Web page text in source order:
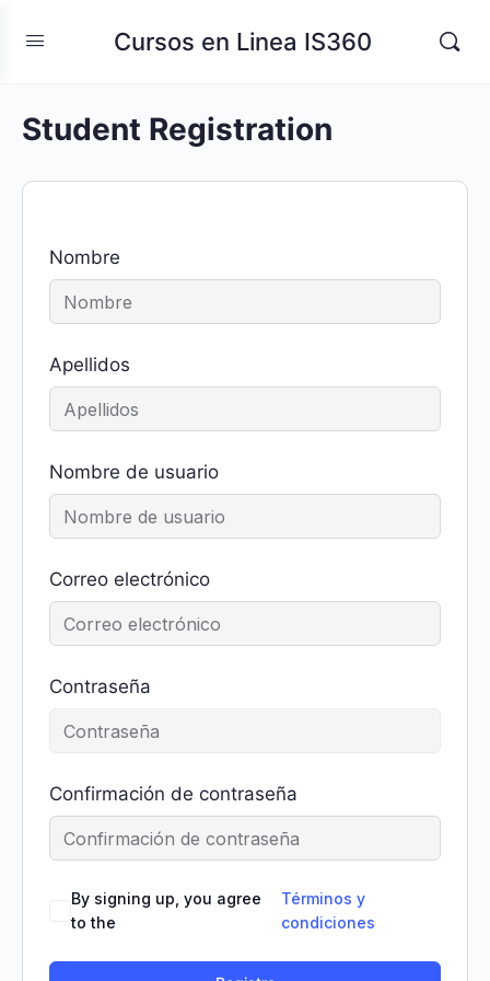
Cursos en Linea IS360
Student Registration
Nombre
Apellidos
Nombre de usuario
Correo electrónico
Contraseña
Confirmación de contraseña
By signing up, you agree
to the
Términos y
condiciones